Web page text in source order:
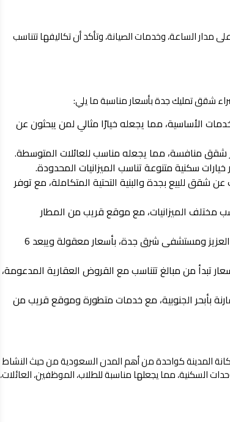
الساعة، وخدمات الصيانة، وتأكد أن تكاليفها تتناسب
شقق تمليك جدة بأسعار مناسبة ما يلي:
الأساسية، مما يجعله خيارًا مثالي لمن يبحثون عن
شقق منافسة، مما يجعله مناسب للعائلات المتوسطة.
سكنية متنوعة تناسب الميزانيات المحدودة.
شقق للبيع بجدة والبنية التحتية المتكاملة، مع توفر
مختلف الميزانيات، مع موقع قريب من المطار
حي النسيم حي شعبي في جنوب جدة يضم جامعة الملك عبدالعزيز ومستشفى شرق جدة، بأسعار معقولة ويبعد 6
تبدأ من مبالغ تتناسب مع القروض العقارية المدعومة،
بأبحر الجنوبية، مع خدمات متطورة وموقع قريب من
المدينة كواحدة من أهم المدن السعودية من حيث النشاط
السكنية، مما يجعلها مناسبة للطلاب، الموظفين، العائلات،